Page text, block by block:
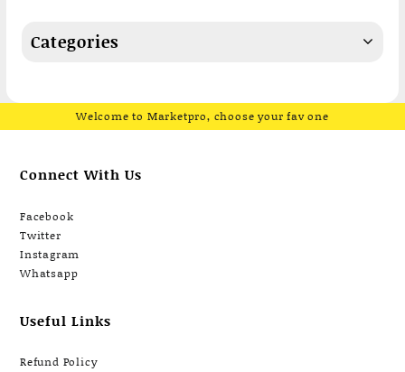
Categories
Welcome to Marketpro, choose your fav one
Connect With Us
Facebook
Twitter
Instagram
Whatsapp
Useful Links
Refund Policy